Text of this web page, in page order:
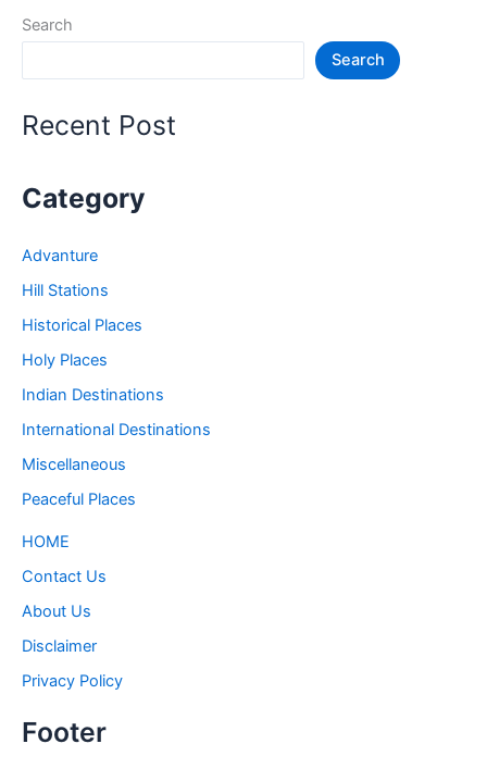
जगह
in
Search
Search
Recent Post
Category
Advanture
Hill Stations
Historical Places
Holy Places
Indian Destinations
International Destinations
Miscellaneous
Peaceful Places
HOME
Contact Us
About Us
Disclaimer
Privacy Policy
Footer